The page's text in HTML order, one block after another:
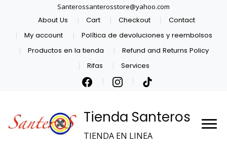
Santerossanterosstore@yahoo.com
About Us Cart Checkout
Contact
My account
Política de devoluciones y reembolsos
Productos en la tienda
Refund and Returns Policy
Rifas
Services
Tienda Santeros
TIENDA EN LINEA